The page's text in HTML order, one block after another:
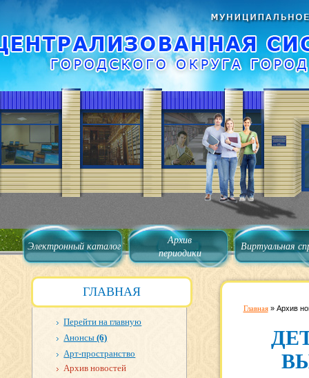
Электронный каталог
Архив
периодики
Виртуальная
ГЛАВНАЯ
Перейти на главную
Анонсы(6)
Арт-пространство
Архив новостей
Главная» Архив